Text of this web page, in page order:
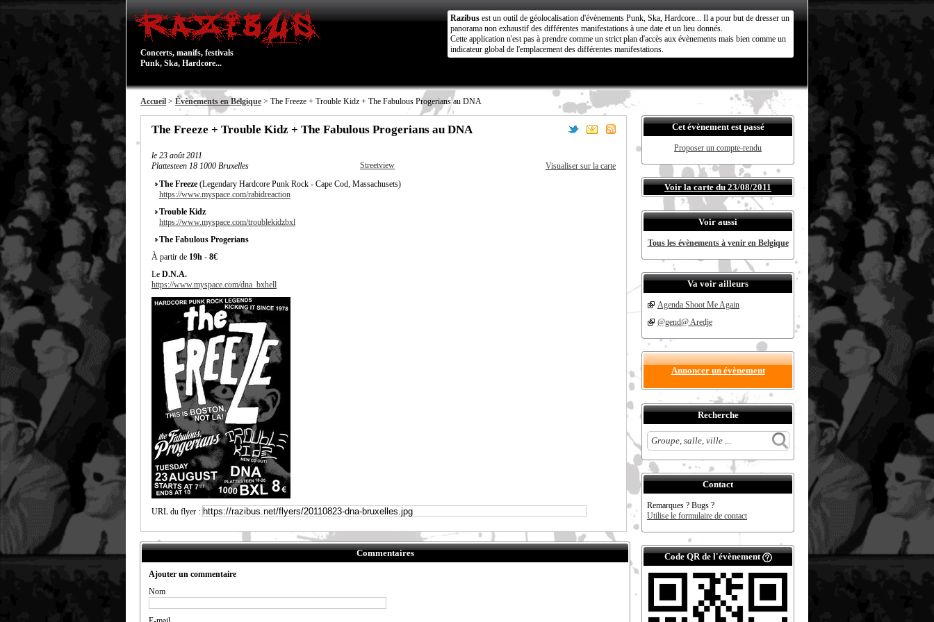
Concerts, manifs, festivals
Punk, Ska, Hardcore...
Razibus est un outil de géolocalisation d'évènements Punk, Ska, Hardcore... Il a pour but de dresser un
panorama non exhaustif des différentes manifestations à une date et un lieu donnés.
Cette application n'est pas à prendre comme un strict plan d'accès aux évènements mais bien comme un
indicateur global de l'emplacement des différentes manifestations.
Accueil > Évènements en Belgique > The Freeze + Trouble Kidz + The Fabulous Progerians au DNA
The Freeze + Trouble Kidz + The Fabulous Progerians au DNA
le 23 août 2011
Plattesteen 18 1000 Bruxelles
Streetview
Visualiser sur la carte
The Freeze (Legendary Hardcore Punk Rock - Cape Cod, Massachusets)
https://www.myspace.com/rabidreaction
Trouble Kidz
https://www.myspace.com/troublekidzbxl
The Fabulous Progerians
À partir de 19h - 8€
Le D.N.A.
https://www.myspace.com/dna_bxhell
URL du flyer :
Commentaires
Ajouter un commentaire
Nom
Cet évènement est passé
Proposer un compte-rendu
Voir la carte du 23/08/2011
Voir aussi
Tous les évènements à venir en Belgique
Va voir ailleurs
Agenda Shoot Me Again
@gend@ Aredje
Annoncer un évènement
Recherche
Contact
Remarques ? Bugs ?
Utilise le formulaire de contact
Code QR de l'évènement